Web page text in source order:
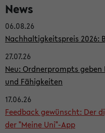
e
i
t
e
n
l
e
i
News
06.08.26
Nachhaltigkeitspreis 2026:
27.07.26
Neu: Ordnerprompts geben
und Fähigkeiten
17.06.26
Feedback gewünscht: Der
der "Meine Uni"-App